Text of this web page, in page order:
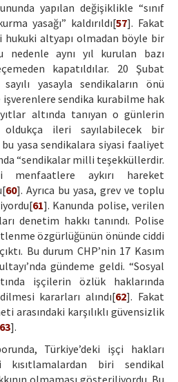
yapılan değişiklikle “sınıf
yasağı” kaldırıldı[57]. Fakat
altyapı olmadan böyle bir
nedenle aynı yıl kurulan bazı
kapatıldılar. 20 Şubat
sayılı yasayla sendikaların önü
işverenlere sendika kurabilme hak
altında tanıyan o günlerin
oldukça ileri sayılabilecek bir
yasa sendikalara siyasi faaliyet
“sendikalar milli teşekküllerdir.
aykırı hareket
60]. Ayrıca bu yasa, grev ve toplu
61]. Kanunda polise, verilen
denetim hakkı tanındı. Polise
özgürlüğünün önünde ciddi
Bu durum CHP’nin 17 Kasım
gündeme geldi. “Sosyal
işçilerin özlük haklarında
kararları alındı[62]. Fakat
arasındaki karşılıklı güvensizlik
63].
Türkiye’deki işçi hakları
biri sendikal